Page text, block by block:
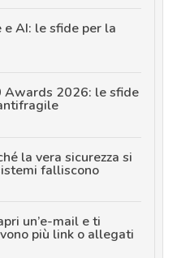
AI: le sfide per la
Awards 2026: le sfide
la vera sicurezza si
falliscono
un’e-mail e ti
più link o allegati